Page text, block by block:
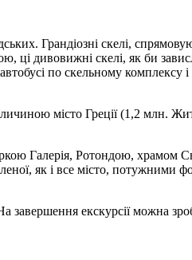
Грандіозні скелі,
ці дивовижні скелі, як би
по скельному комплексу
місто Греції (1,2 млн.
Галерія, Ротондою, храмом
як і все місто, потужними
завершення екскурсії можна